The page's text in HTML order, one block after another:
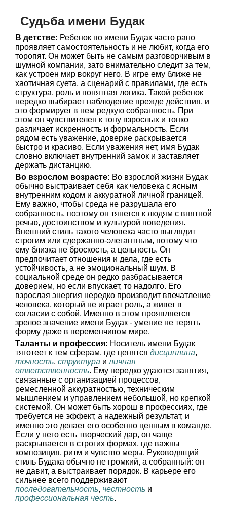
Судьба имени Будак
В детстве: Ребенок по имени Будак часто рано
проявляет самостоятельность и не любит, когда его
торопят. Он может быть не самым разговорчивым в
шумной компании, зато внимательно следит за тем,
как устроен мир вокруг него. В игре ему ближе не
хаотичная суета, а сценарий с правилами, где есть
структура, роль и понятная логика. Такой ребенок
нередко выбирает наблюдение прежде действия, и
это формирует в нем редкую собранность. При
этом он чувствителен к тону взрослых и тонко
различает искренность и формальность. Если
рядом есть уважение, доверие раскрывается
быстро и красиво. Если уважения нет, имя Будак
словно включает внутренний замок и заставляет
держать дистанцию.
Во взрослом возрасте: Во взрослой жизни Будак
обычно выстраивает себя как человека с ясным
внутренним кодом и аккуратной личной границей.
Ему важно, чтобы среда не разрушала его
собранность, поэтому он тянется к людям с внятной
речью, достоинством и культурой поведения.
Внешний стиль такого человека часто выглядит
строгим или сдержанно-элегантным, потому что
ему близка не броскость, а цельность. Он
предпочитает отношения и дела, где есть
устойчивость, а не эмоциональный шум. В
социальной среде он редко разбрасывается
доверием, но если впускает, то надолго. Его
взрослая энергия нередко производит впечатление
человека, который не играет роль, а живет в
согласии с собой. Именно в этом проявляется
зрелое значение имени Будак - умение не терять
форму даже в переменчивом мире.
Таланты и профессия: Носитель имени Будак
тяготеет к тем сферам, где ценятся дисциплина,
точность, структура и личная
ответственность. Ему нередко удаются занятия,
связанные с организацией процессов,
ремесленной аккуратностью, техническим
мышлением и управлением небольшой, но крепкой
системой. Он может быть хорош в профессиях, где
требуется не эффект, а надежный результат, и
именно это делает его особенно ценным в команде.
Если у него есть творческий дар, он чаще
раскрывается в строгих формах, где важны
композиция, ритм и чувство меры. Руководящий
стиль Будака обычно не громкий, а собранный: он
не давит, а выстраивает порядок. В карьере его
сильнее всего поддерживают
последовательность, честность и
профессиональная честь.